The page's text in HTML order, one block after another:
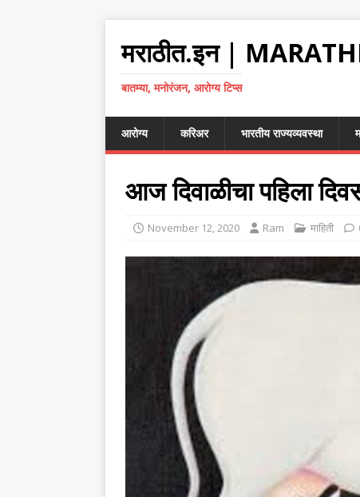
मराठीत.इन |
बातम्या, मनोरंजन, आरोग्य टिप्स
आरोग्य करिअर भारतीय राज्यव्यवस्था
आज दिवाळीचा पहिला
November 12, 2020 Ram माहिती